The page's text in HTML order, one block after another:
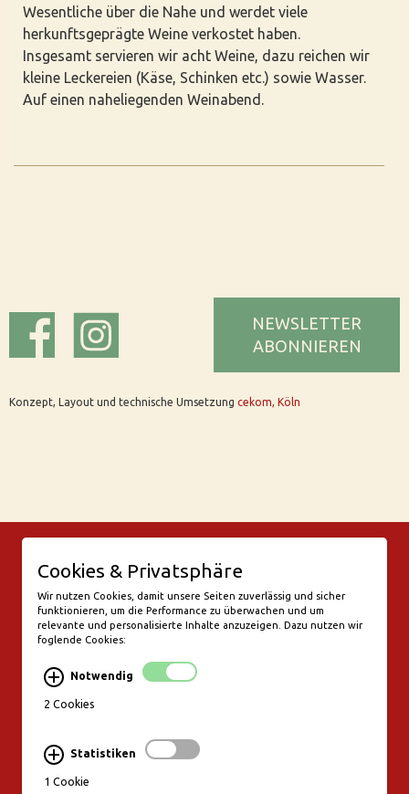
Wesentliche über die Nahe und werdet viele
herkunftsgeprägte Weine verkostet haben.
Insgesamt servieren wir acht Weine, dazu reichen wir
kleine Leckereien (Käse, Schinken etc.) sowie Wasser.
Auf einen naheliegenden Weinabend.
Konzept, Layout und technische Umsetzung cekom, Köln
NEWSLETTER
ABONNIEREN
Friesenwall 58
50672 Köln
valentine@bar-rix.de
Di + Mi Weinproben
Do 17:00-23:00
Fr - Sa 17:00 - 01:00
Stornierungsbedingungen
Cookies & Privatsphäre
Wir nutzen Cookies, damit unsere Seiten zuverlässig und sicher
funktionieren, um die Performance zu überwachen und um
relevante und personalisierte Inhalte anzuzeigen. Dazu nutzen wir
foglende Cookies:
Notwendig
2 Cookies
Statistiken
1 Cookie